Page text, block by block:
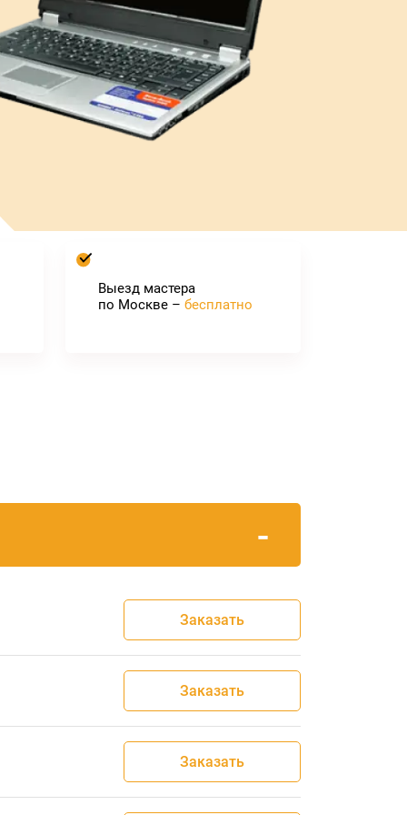
Выезд мастера
по Москве – бесплатно
Заказать
Заказать
Заказать